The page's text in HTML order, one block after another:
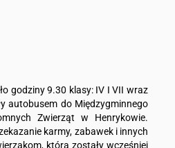
godziny 9.30 klasy: IV I VII wraz
autobusem do Międzygminnego
Zwierząt w Henrykowie.
karmy, zabawek i innych
która zostały wcześniej